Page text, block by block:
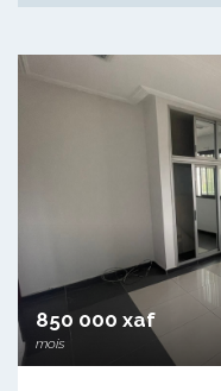
850 000 xaf
mois